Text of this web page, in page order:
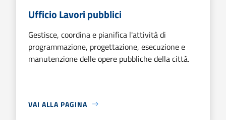
Ufficio Lavori pubblici
Gestisce, coordina e pianifica l'attività di
programmazione, progettazione, esecuzione e
manutenzione delle opere pubbliche della città.
VAI ALLA PAGINA